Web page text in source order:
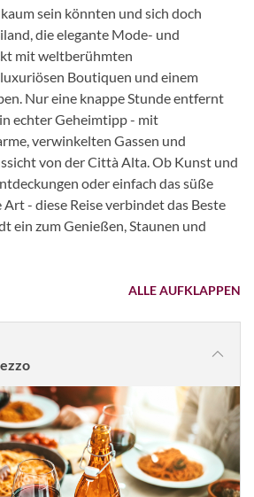
sein könnten und sich doch
die elegante Mode- und
mit weltberühmten
Boutiquen und einem
Nur eine knappe Stunde entfernt
echter Geheimtipp - mit
verwinkelten Gassen und
von der Città Alta. Ob Kunst und
oder einfach das süße
- diese Reise verbindet das Beste
ein zum Genießen, Staunen und
ALLE AUFKLAPPEN
Presezzo